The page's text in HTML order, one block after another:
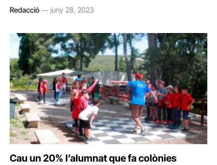
Redacció juny 28, 2023
Cau un 20% l’alumnat que fa colònies